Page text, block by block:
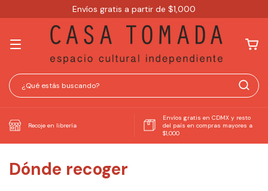
Envíos gratis a partir de $1,000
Recoje en librería
Envíos gratis en CDMX y resto
del país en compras mayores a
$1,000
Dónde recoger